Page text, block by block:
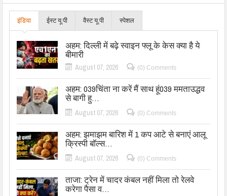
इंडिया ईस्ट यू.पी वैस्ट यू.पी स्पेशल
अहम: दिल्ली में बढ़े स्वाइन फ्लू के केस क्या है ये
बीमारी
August 07, 2026 (0) Comments
अहम: 039चिंता ना करें मैं साथ हूं039 ममताउद्धव
से बागी हु…
August 07, 2026 (0) Comments
अहम: झमाझम बारिश में 1 कप आटे से बनाएं आलू
क्रिस्पी बॉल्स…
August 07, 2026 (0) Comments
ताजा: ट्रेन में चादर कंबल नहीं मिला तो रेलवे
करेगा पैसा व…